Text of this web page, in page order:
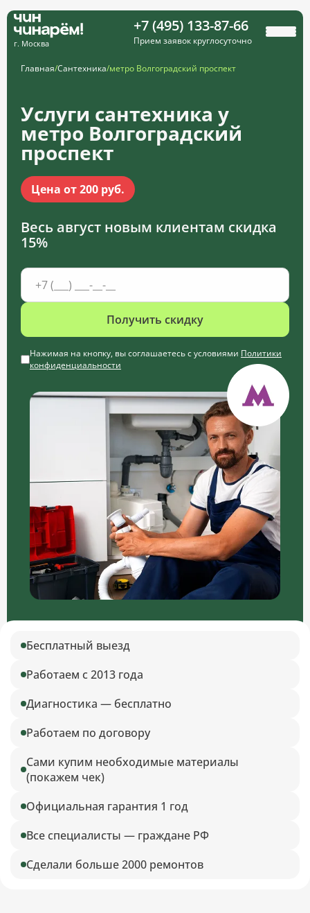
г. Москва
+7 (495) 133-87-66
Прием заявок круглосуточно
Главная/Сантехника/метро Волгоградский проспект
Услуги сантехника у
метро Волгоградский
проспект
Цена от 200 руб.
Весь август новым клиентам скидка
15%
Получить скидку
Нажимая на кнопку, вы соглашаетесь с условиями Политики
конфиденциальности
Бесплатный выезд
Работаем с 2013 года
Диагностика — бесплатно
Работаем по договору
Сами купим необходимые материалы
(покажем чек)
Официальная гарантия 1 год
Все специалисты — граждане РФ
Сделали больше 2000 ремонтов